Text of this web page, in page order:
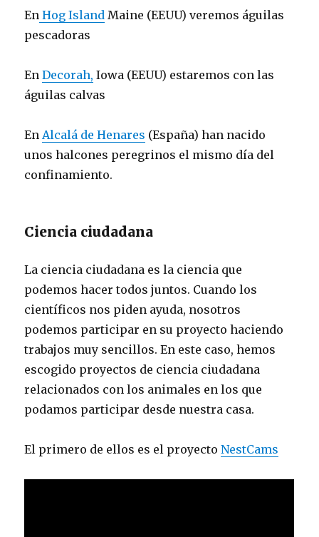
En Hog Island Maine (EEUU) veremos águilas
pescadoras
EnDecorah, Iowa (EEUU) estaremos con las
águilas calvas
EnAlcalá de Henares (España) han nacido
unos halcones peregrinos el mismo día del
confinamiento.
Ciencia ciudadana
La ciencia ciudadana es la ciencia que
podemos hacer todos juntos. Cuando los
científicos nos piden ayuda, nosotros
podemos participar en su proyecto haciendo
trabajos muy sencillos. En este caso, hemos
escogido proyectos de ciencia ciudadana
relacionados con los animales en los que
podamos participar desde nuestra casa.
El primero de ellos es el proyectoNestCams